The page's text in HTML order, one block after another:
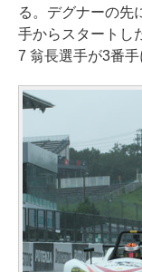
る。デグナーの先
手からスタートし
7 翁長選手が3番手